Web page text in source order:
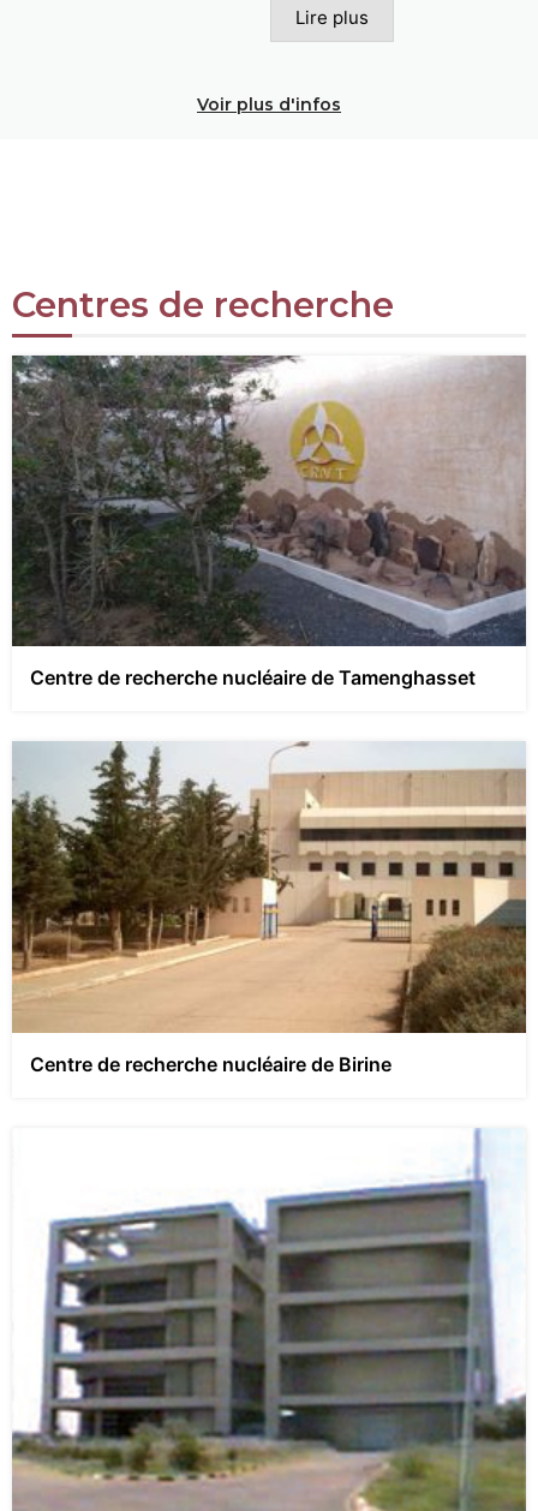
Lire plus
Voir plus d'infos
Centres de recherche
Centre de recherche nucléaire de Tamenghasset
Centre de recherche nucléaire de Birine